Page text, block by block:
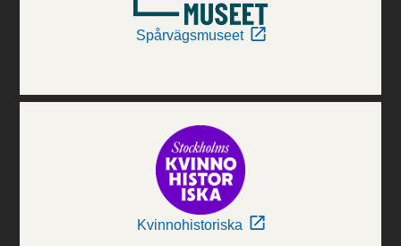
Spårvägsmuseet
Kvinnohistoriska